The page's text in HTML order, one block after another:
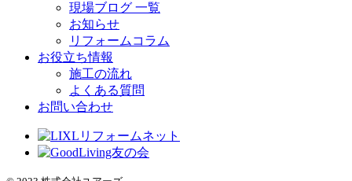
現場ブログ 一覧
お知らせ
リフォームコラム
お役立ち情報
施工の流れ
よくある質問
お問い合わせ